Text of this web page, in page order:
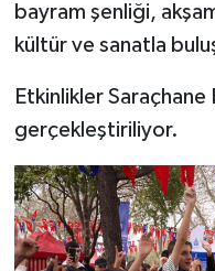
bayram şenliği,
kültür ve sanatla
Etkinlikler Saraçhane
gerçekleştiriliyor.